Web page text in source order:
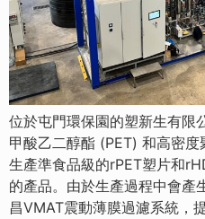
位於屯門環保園的塑新生有限
甲酸乙二醇酯 (PET) 和高密度
生產準食品級的rPET塑片和
的產品。由於生產過程中會產
昌VMAT震動薄膜過濾系統，